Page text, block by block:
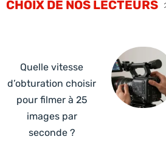
CHOIX DE NOS LECTEURS
Quelle vitesse
d’obturation choisir
pour filmer à 25
images par
seconde ?